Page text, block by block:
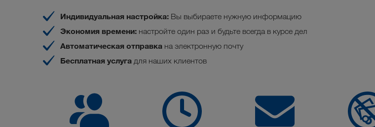
Индивидуальная настройка: Вы выбираете нужную информацию
Экономия времени: настройте один раз и будьте всегда в курсе дел
Автоматическая отправка на электронную почту
Бесплатная услуга для наших клиентов